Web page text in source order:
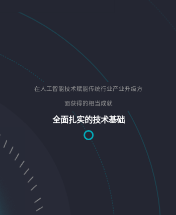
在人工智能技术赋能传统行业产业升级方
面获得的相当成就
全面扎实的技术基础